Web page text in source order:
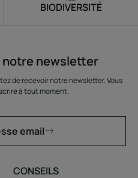
BIODIVERSITÉ
notre newsletter
de recevoir notre newsletter. Vous
à tout moment.
email
CONSEILS